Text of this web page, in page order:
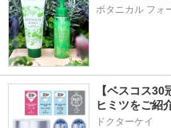
ボタニカル フォ
【ベスコス
ヒミツをご紹
ドクターケイ